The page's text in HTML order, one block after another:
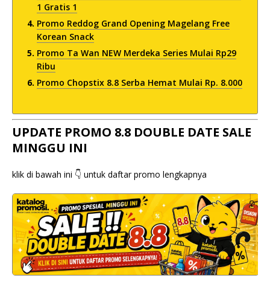
1 Gratis 1
Promo Reddog Grand Opening Magelang Free
Korean Snack
Promo Ta Wan NEW Merdeka Series Mulai Rp29
Ribu
Promo Chopstix 8.8 Serba Hemat Mulai Rp. 8.000
UPDATE PROMO 8.8 DOUBLE DATE SALE
MINGGU INI
klik di bawah ini 👇 untuk daftar promo lengkapnya